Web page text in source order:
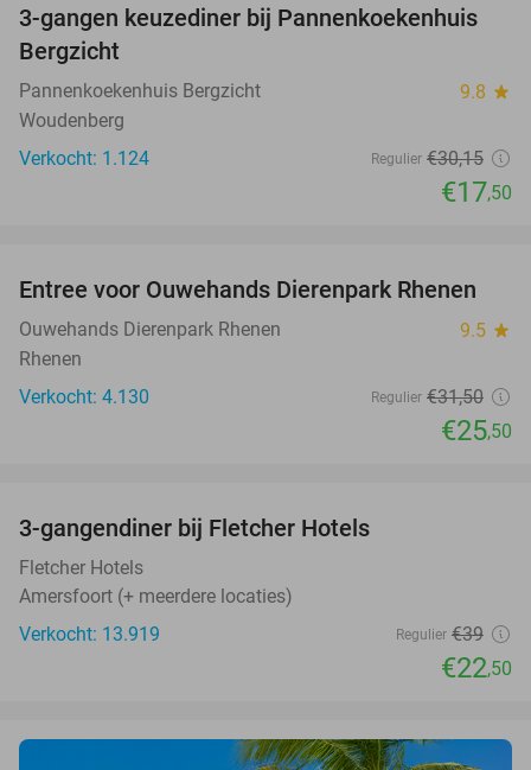
42%
3-gangen keuzediner bij Pannenkoekenhuis
Bergzicht
Pannenkoekenhuis Bergzicht 9.8 star
Woudenberg
Verkocht: 1.124
Regulier €30,15
€17,50
19%
Entree voor Ouwehands Dierenpark Rhenen
Ouwehands Dierenpark Rhenen 9.5 star
Rhenen
Verkocht: 4.130
Regulier €31,50
€25,50
3-gangendiner bij Fletcher Hotels
Fletcher Hotels
Amersfoort (+ meerdere locaties)
Verkocht: 13.919
Regulier €39
€22,50